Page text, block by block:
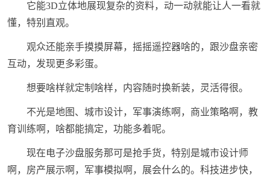
它能3D立体地展现复杂的资料，动一动就能让人一看就
懂，特别直观。
观众还能亲手摸摸屏幕，摇摇遥控器啥的，跟沙盘亲密
互动，发现更多彩蛋。
想要啥样就定制啥样，内容随时换新装，灵活得很。
不光是地图、城市设计，军事演练啊，商业策略啊，教
育训练啊，啥都能搞定，功能多着呢。
现在电子沙盘服务那可是抢手货，特别是城市设计师
啊，房产展示啊，军事模拟啊，展会什么的。科技进步快，